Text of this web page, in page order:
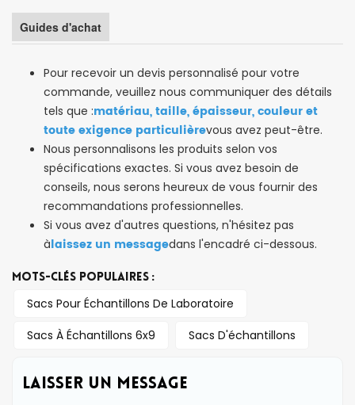
Guides d'achat
Pour recevoir un devis personnalisé pour votre
commande, veuillez nous communiquer des détails
tels que :matériau, taille, épaisseur, couleur et
toute exigence particulièrevous avez peut-être.
Nous personnalisons les produits selon vos
spécifications exactes. Si vous avez besoin de
conseils, nous serons heureux de vous fournir des
recommandations professionnelles.
Si vous avez d'autres questions, n'hésitez pas
àlaissez un messagedans l'encadré ci-dessous.
MOTS-CLÉS POPULAIRES :
Sacs Pour Échantillons De Laboratoire
Sacs À Échantillons 6x9
Sacs D'échantillons
LAISSER UN MESSAGE